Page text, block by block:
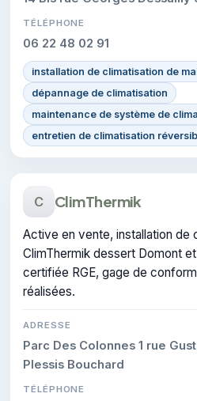
TÉLÉPHONE
06 22 48 02 91
installation de climatisation de
dépannage de climatisation
maintenance de système de
entretien de climatisation
C ClimThermik
Active en vente, installation de
ClimThermik dessert Domont
certifiée RGE, gage de
réalisées.
ADRESSE
Parc Des Colonnes 1 rue
Plessis Bouchard
TÉLÉPHONE